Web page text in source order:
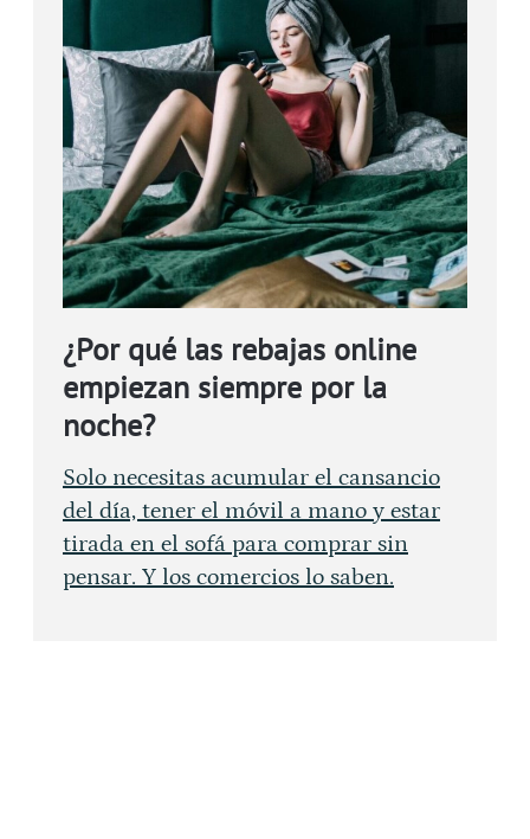
¿Por qué las rebajas online
empiezan siempre por la
noche?
Solo necesitas acumular el cansancio
del día, tener el móvil a mano y estar
tirada en el sofá para comprar sin
pensar. Y los comercios lo saben.